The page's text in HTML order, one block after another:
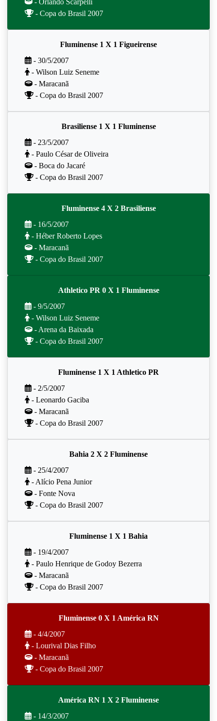
- Orlando Scarpelli
- Copa do Brasil 2007
Fluminense 1 X 1 Figueirense
- 30/5/2007
- Wilson Luiz Seneme
- Maracanã
- Copa do Brasil 2007
Brasiliense 1 X 1 Fluminense
- 23/5/2007
- Paulo César de Oliveira
- Boca do Jacaré
- Copa do Brasil 2007
Fluminense 4 X 2 Brasiliense
- 16/5/2007
- Héber Roberto Lopes
- Maracanã
- Copa do Brasil 2007
Athletico PR 0 X 1 Fluminense
- 9/5/2007
- Wilson Luiz Seneme
- Arena da Baixada
- Copa do Brasil 2007
Fluminense 1 X 1 Athletico PR
- 2/5/2007
- Leonardo Gaciba
- Maracanã
- Copa do Brasil 2007
Bahia 2 X 2 Fluminense
- 25/4/2007
- Alício Pena Junior
- Fonte Nova
- Copa do Brasil 2007
Fluminense 1 X 1 Bahia
- 19/4/2007
- Paulo Henrique de Godoy Bezerra
- Maracanã
- Copa do Brasil 2007
Fluminense 0 X 1 América RN
- 4/4/2007
- Lourival Dias Filho
- Maracanã
- Copa do Brasil 2007
América RN 1 X 2 Fluminense
- 14/3/2007